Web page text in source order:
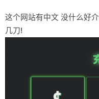
这个网站有中文 没什么好
几刀!